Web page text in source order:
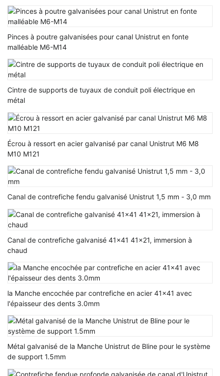
Pinces à poutre galvanisées pour canal Unistrut en fonte
malléable M6-M14
Cintre de supports de tuyaux de conduit poli électrique en
métal
Écrou à ressort en acier galvanisé par canal Unistrut M6 M8
M10 M121
Canal de contrefiche fendu galvanisé Unistrut 1,5 mm - 3,0 mm
Canal de contrefiche galvanisé 41x41 41x21, immersion à
chaud
la Manche encochée par contrefiche en acier 41x41 avec
l'épaisseur des dents 3.0mm
Métal galvanisé de la Manche Unistrut de Bline pour le système
de support 1.5mm